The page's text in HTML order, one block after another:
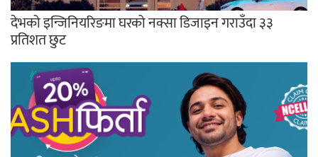
देभको इन्जिनियरिङमा घरको नक्सा डिजाइन गराउँदा ३३
प्रतिशत छुट